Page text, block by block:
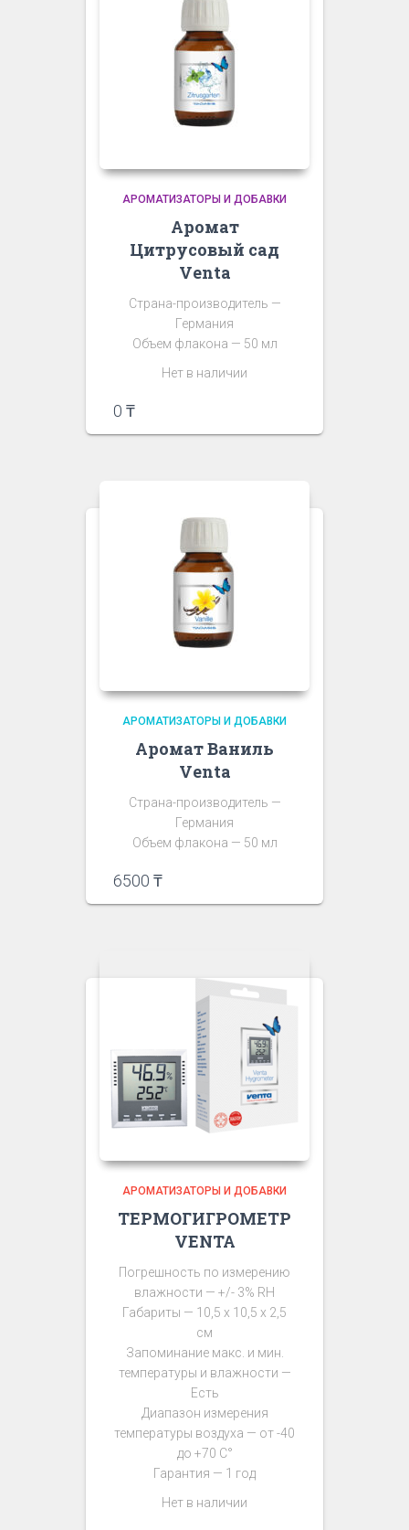
АРОМАТИЗАТОРЫ И ДОБАВКИ
Аромат
Цитрусовый сад
Venta
Страна-производитель —
Германия
Объем флакона — 50 мл
Нет в наличии
0 ₸
АРОМАТИЗАТОРЫ И ДОБАВКИ
Аромат Ваниль
Venta
Страна-производитель —
Германия
Объем флакона — 50 мл
6500 ₸
АРОМАТИЗАТОРЫ И ДОБАВКИ
ТЕРМОГИГРОМЕТР
VENTA
Погрешность по измерению
влажности — +/- 3% RH
Габариты — 10,5 х 10,5 х 2,5
см
Запоминание макс. и мин.
температуры и влажности —
Есть
Диапазон измерения
температуры воздуха — от -40
до +70 С°
Гарантия — 1 год
Нет в наличии